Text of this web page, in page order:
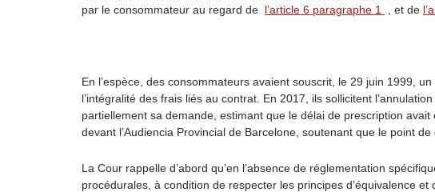
par le consommateur au regard de l’article 6 paragraphe 1 , et de
En l’espèce, des consommateurs avaient souscrit, le 29 juin 1999,
l’intégralité des frais liés au contrat. En 2017, ils sollicitent
partiellement sa demande, estimant que le délai de prescription
devant l’Audiencia Provincial de Barcelone, soutenant que le point
La Cour rappelle d’abord qu’en l’absence de réglementation
procédurales, à condition de respecter les principes d’équivalence et